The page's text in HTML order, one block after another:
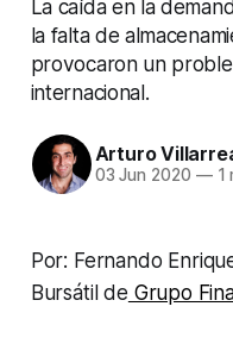
La caída en la
la falta de
provocaron un
internacional.
Arturo
03 Jun 2020 —1
Por: Fernando
Bursátil de Grupo